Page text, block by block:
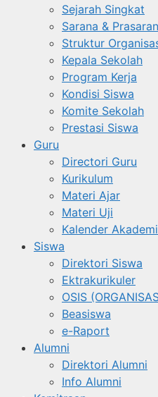
Sejarah Singkat
Sarana &
Struktur
Kepala Sekolah
Program Kerja
Kondisi Siswa
Komite Sekolah
Prestasi Siswa
Guru
Directori Guru
Kurikulum
Materi Ajar
Materi Uji
Kalender
Siswa
Direktori Siswa
Ektrakurikuler
OSIS
Beasiswa
e-Raport
Alumni
Direktori Alumni
Info Alumni